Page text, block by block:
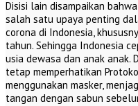
Disisi lain disampaikan
salah satu upaya penting
corona di Indonesia,
tahun. Sehingga Indonesia
usia dewasa dan anak anak.
tetap memperhatikan
menggunakan masker,
tangan dengan sabun